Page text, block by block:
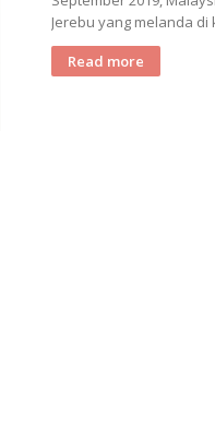
Jerebu yang melanda
Read more